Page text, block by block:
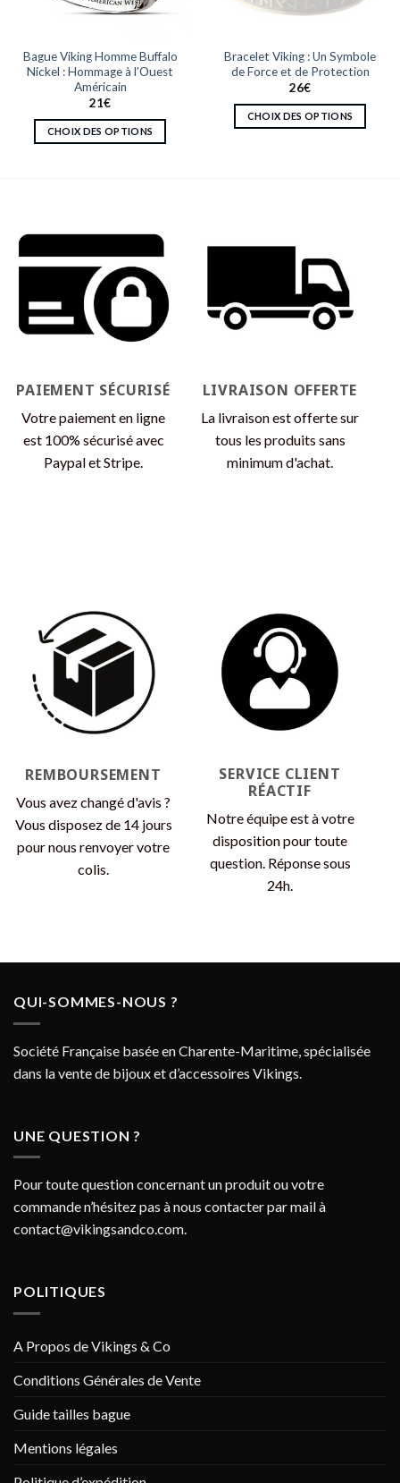
Bague Viking Homme Buffalo
Nickel : Hommage à l’Ouest
Américain
21€
CHOIX DES OPTIONS
options
peuvent
être
choisies
sur
du
produit
Bracelet Viking : Un Symbole
de Force et de Protection
26€
CHOIX DES OPTIONS
peuvent
être
choisies
sur
produit
PAIEMENT SÉCURISÉ
Votre paiement en ligne
est 100% sécurisé avec
Paypal et Stripe.
LIVRAISON OFFERTE
La livraison est offerte sur
tous les produits sans
minimum d'achat.
REMBOURSEMENT
Vous avez changé d'avis ?
Vous disposez de 14 jours
pour nous renvoyer votre
colis.
SERVICE CLIENT
RÉACTIF
Notre équipe est à votre
disposition pour toute
question. Réponse sous
24h.
QUI-SOMMES-NOUS ?
Société Française basée en Charente-Maritime, spécialisée
dans la vente de bijoux et d’accessoires Vikings.
UNE QUESTION ?
Pour toute question concernant un produit ou votre
commande n’hésitez pas à nous contacter par mail à
contact@vikingsandco.com.
POLITIQUES
A Propos de Vikings & Co
Conditions Générales de Vente
Guide tailles bague
Mentions légales